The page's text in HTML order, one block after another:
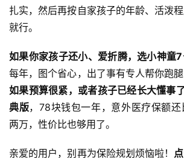
扎实，然后再按自家孩子的年龄、活泼
就行。
如果你家孩子还小、爱折腾，选小神童
每年，图个省心，出了事有专人帮你跑腿
如果预算很紧，或者孩子已经长大懂事
典版，78块钱包一年，意外医疗保额
两万，性价比也够用了。
亲爱的用户，别再为保险规划烦恼啦！